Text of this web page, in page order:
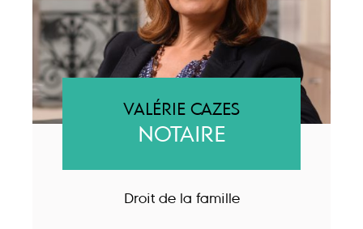
VALÉRIE CAZES
NOTAIRE
Droit de la famille